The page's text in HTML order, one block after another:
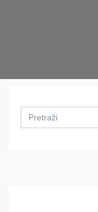
Search
for: